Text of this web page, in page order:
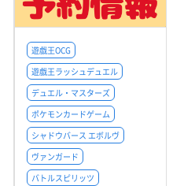
遊戯王OCG
遊戯王ラッシュデュエル
デュエル・マスターズ
ポケモンカードゲーム
シャドウバース エボルヴ
ヴァンガード
バトルスピリッツ